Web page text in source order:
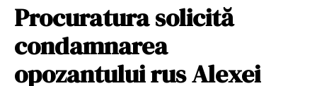
Procuratura solicită
condamnarea
opozantului rus Alexei